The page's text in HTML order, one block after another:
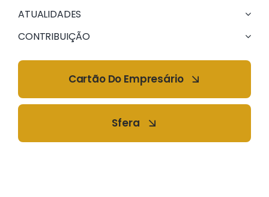
ATUALIDADES
CONTRIBUIÇÃO
Cartão Do Empresário
Sfera